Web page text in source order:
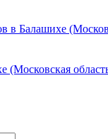
в Балашихе
(Московская